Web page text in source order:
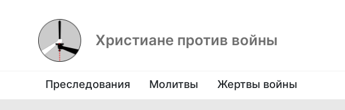
Христиане против войны
Преследования Молитвы Жертвы войны